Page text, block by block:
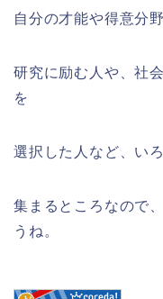
自分の才能や得意分
研究に励む人や、社
を
選択した人など、い
集まるところなので
うね。